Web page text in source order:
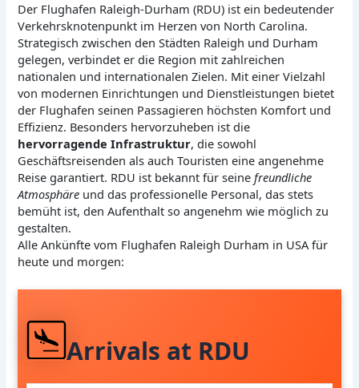
Der Flughafen Raleigh-Durham (RDU) ist ein bedeutender
Verkehrsknotenpunkt im Herzen von North Carolina.
Strategisch zwischen den Städten Raleigh und Durham
gelegen, verbindet er die Region mit zahlreichen
nationalen und internationalen Zielen. Mit einer Vielzahl
von modernen Einrichtungen und Dienstleistungen bietet
der Flughafen seinen Passagieren höchsten Komfort und
Effizienz. Besonders hervorzuheben ist die
hervorragende Infrastruktur, die sowohl
Geschäftsreisenden als auch Touristen eine angenehme
Reise garantiert. RDU ist bekannt für seinefreundliche
Atmosphäre und das professionelle Personal, das stets
bemüht ist, den Aufenthalt so angenehm wie möglich zu
gestalten.
Alle Ankünfte vom Flughafen Raleigh Durham in USA für
heute und morgen:
Arrivals at RDU